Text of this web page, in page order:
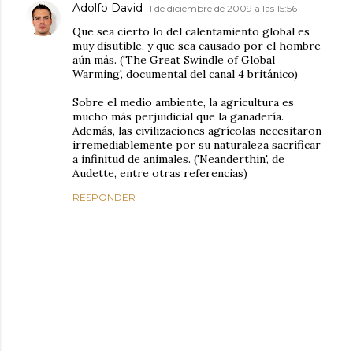
Adolfo David 1 de diciembre de 2009 a las 15:56
Que sea cierto lo del calentamiento global es
muy disutible, y que sea causado por el hombre
aún más. ('The Great Swindle of Global
Warming', documental del canal 4 británico)
Sobre el medio ambiente, la agricultura es
mucho más perjuidicial que la ganadería.
Además, las civilizaciones agrícolas necesitaron
irremediablemente por su naturaleza sacrificar
a infinitud de animales. ('Neanderthin', de
Audette, entre otras referencias)
RESPONDER